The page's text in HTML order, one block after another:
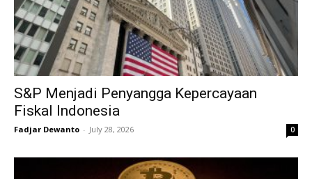
S&P Menjadi Penyangga Kepercayaan
Fiskal Indonesia
Fadjar Dewanto - July 28, 2026 0